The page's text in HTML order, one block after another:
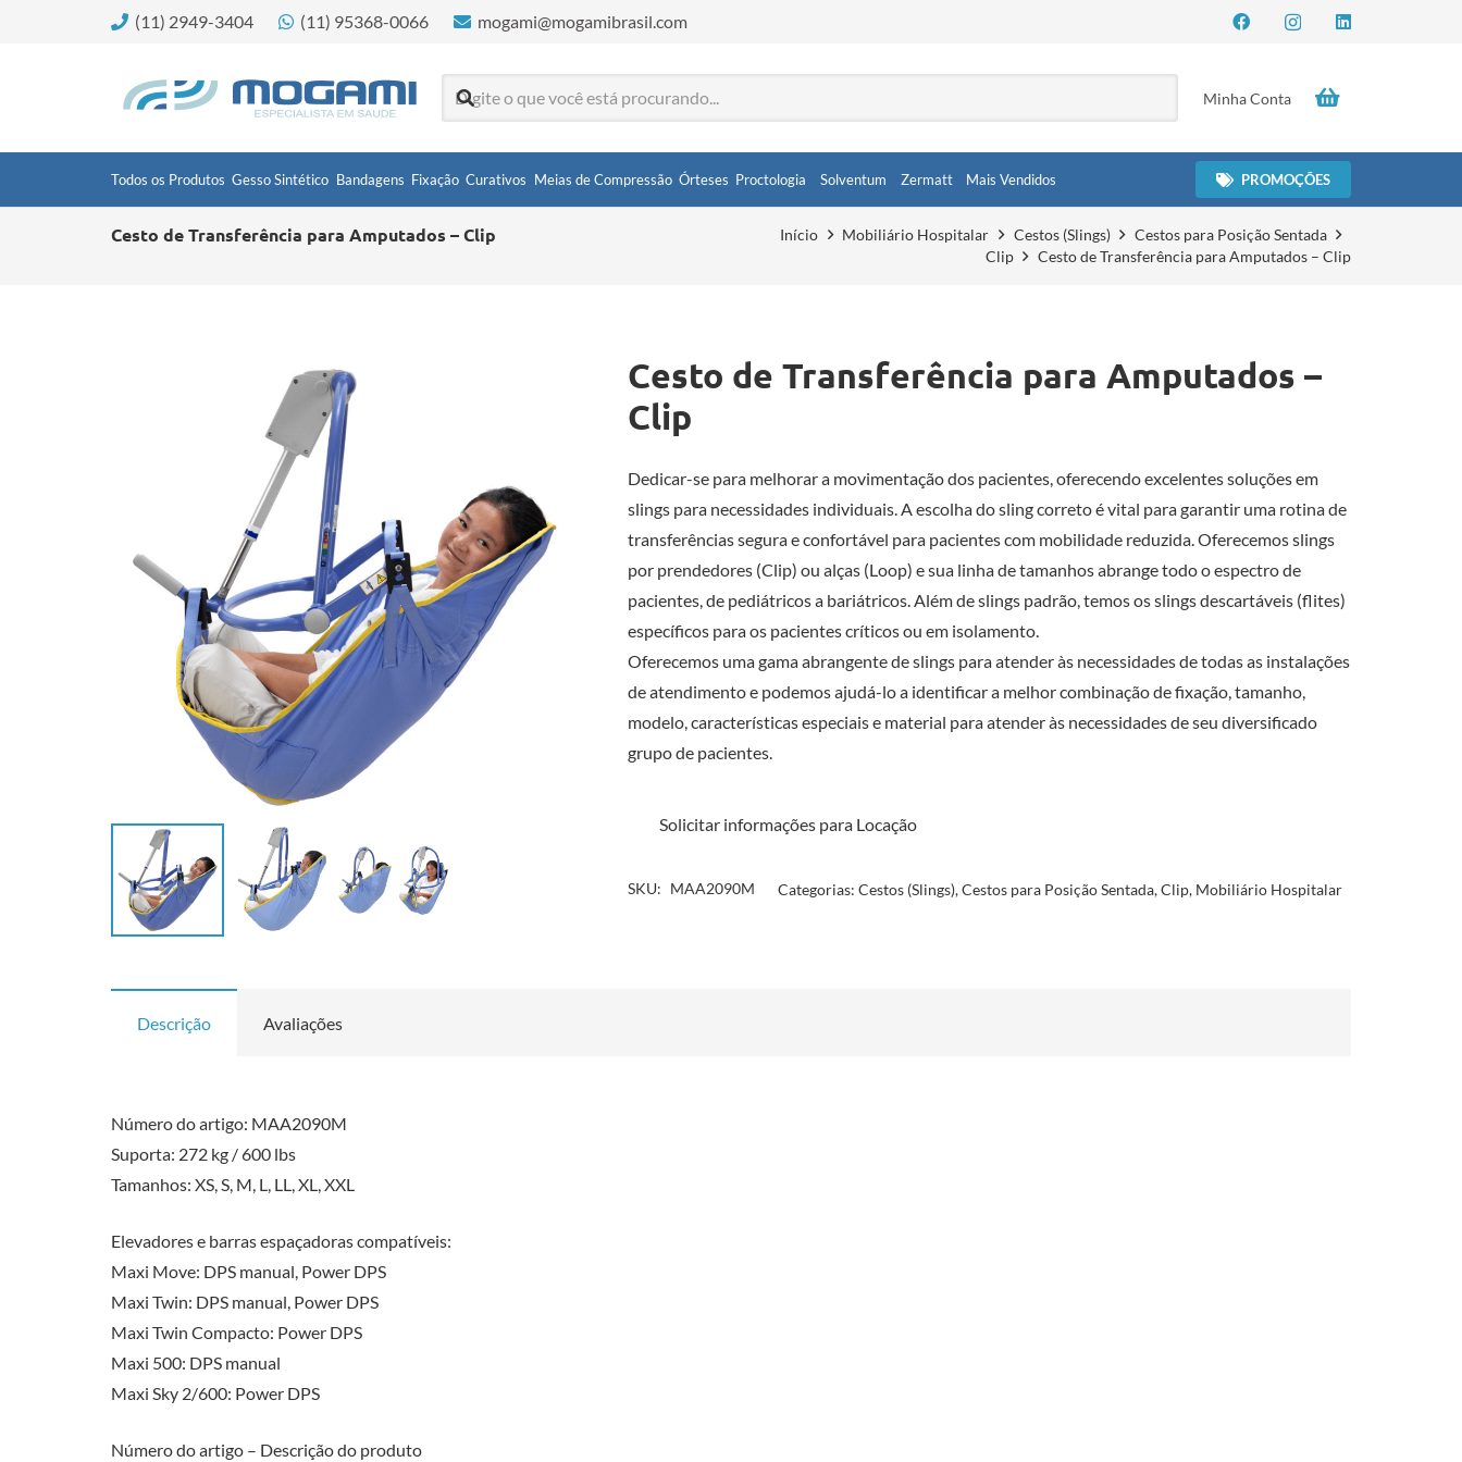
(11) 2949-3404 (11) 95368-0066 mogami@mogamibrasil.com
Minha Conta
Todos os Produtos Gesso Sintético Bandagens Fixação Curativos Meias de Compressão Órteses Proctologia Solventum Zermatt Mais Vendidos PROMOÇÕES
Cesto de Transferência para Amputados – Clip Início Mobiliário Hospitalar Cestos (Slings)
Cestos para Posição Sentada
Clip
Cesto de Transferência para Amputados – Clip
Cesto de Transferência para Amputados –
Clip
Dedicar-se para melhorar a movimentação dos pacientes, oferecendo excelentes soluções em
slings para necessidades individuais. A escolha do sling correto é vital para garantir uma rotina de
transferências segura e confortável para pacientes com mobilidade reduzida. Oferecemos slings
por prendedores (Clip) ou alças (Loop) e sua linha de tamanhos abrange todo o espectro de
pacientes, de pediátricos a bariátricos. Além de slings padrão, temos os slings descartáveis (flites)
específicos para os pacientes críticos ou em isolamento.
Oferecemos uma gama abrangente de slings para atender às necessidades de todas as instalações
de atendimento e podemos ajudá-lo a identificar a melhor combinação de fixação, tamanho,
modelo, características especiais e material para atender às necessidades de seu diversificado
grupo de pacientes.
Solicitar informações para Locação
SKU: MAA2090M Categorias: Cestos (Slings),Cestos para Posição Sentada,Clip, Mobiliário Hospitalar
Descrição Avaliações
Número do artigo: MAA2090M
Suporta: 272 kg / 600 lbs
Tamanhos: XS, S, M, L, LL, XL, XXL
Elevadores e barras espaçadoras compatíveis:
Maxi Move: DPS manual, Power DPS
Maxi Twin: DPS manual, Power DPS
Maxi Twin Compacto: Power DPS
Maxi 500: DPS manual
Maxi Sky 2/600: Power DPS
Número do artigo – Descrição do produto